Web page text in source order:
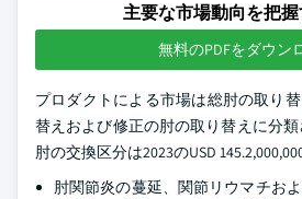
主要な市場動向を把
無料のPDFをダウン
プロダクトによる市場は総肘の取り
替えおよび修正の肘の取り替えに分
肘の交換区分は2023のUSD
肘関節炎の蔓延、関節リウマチお